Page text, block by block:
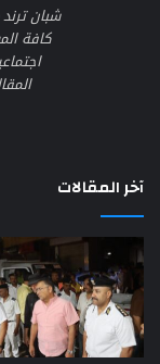
شبان
كافة
آخر المقالات